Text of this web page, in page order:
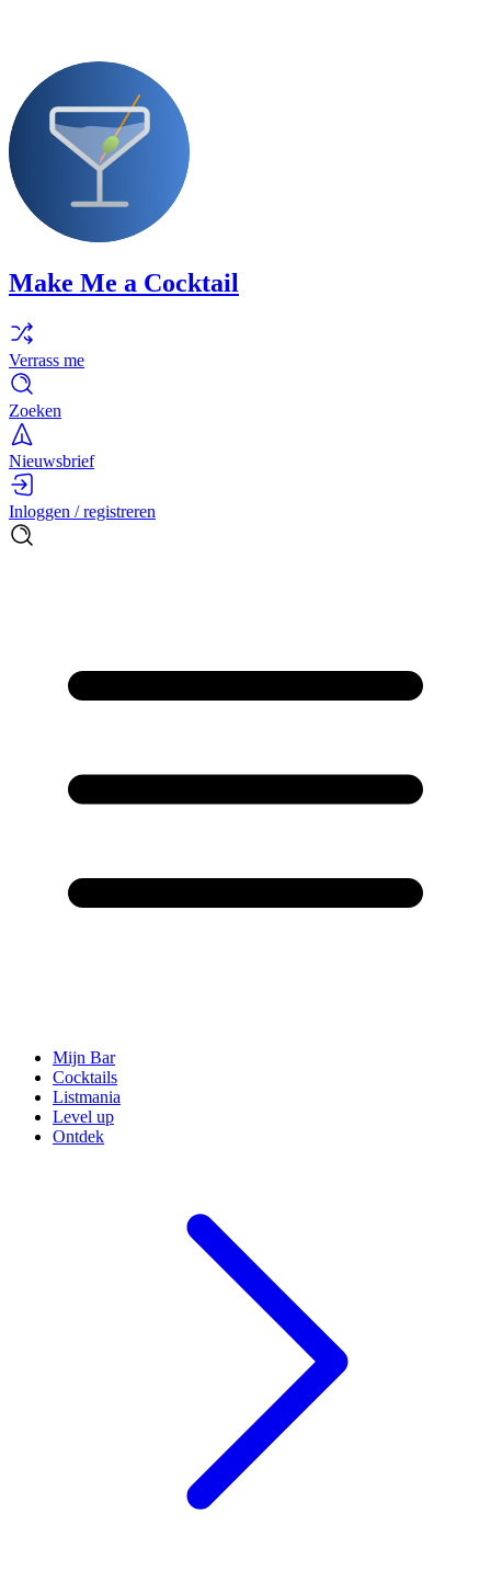
Make Me a Cocktail
Verrass me
Zoeken
Nieuwsbrief
Inloggen / registreren
Mijn Bar
Cocktails
Listmania
Level up
Ontdek